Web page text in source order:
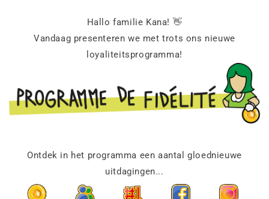
Hallo familie Kana! 👋
Vandaag presenteren we met trots ons nieuwe
loyaliteitsprogramma!
Ontdek in het programma een aantal gloednieuwe
uitdagingen...